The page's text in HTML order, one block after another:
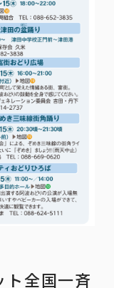
全国一斉